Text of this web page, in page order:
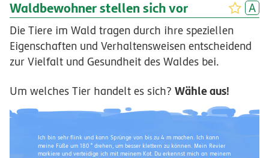
Waldbewohner stellen sich vor
Die Tiere im Wald tragen durch ihre speziellen
Eigenschaften und Verhaltensweisen entscheidend
zur Vielfalt und Gesundheit des Waldes bei.
Um welches Tier handelt es sich? Wähle aus!
Ich bin sehr flink und kann Sprünge von bis zu 4 m machen. Ich kann
meine Füße um 180 ° drehen, um besser klettern zu können. Mein Revier
markiere und verteidige ich mit meinem Kot. Du erkennst mich an meinem